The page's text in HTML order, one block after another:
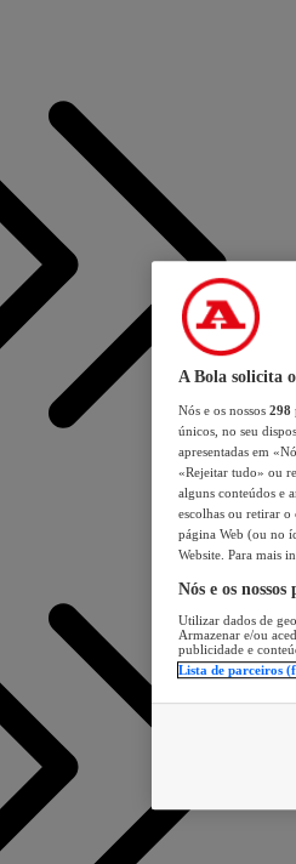
A Bola solicita
Nós e os nossos 298
únicos, no seu
apresentadas em
«Rejeitar tudo» ou
alguns conteúdos e
escolhas ou retirar
página Web (ou no
Website. Para mais
Nós e os
Utilizar dados de
Armazenar e/ou
publicidade e
Lista de parceiros